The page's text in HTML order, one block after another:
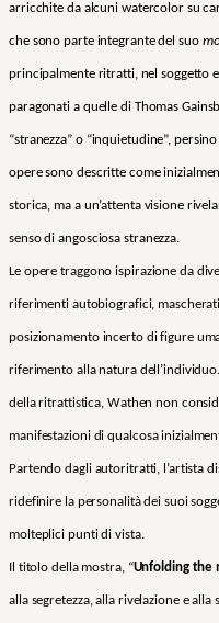
arricchite da alcuni watercolor su
che sono parte integrante del suo
principalmente ritratti, nel soggetto
paragonati a quelle di Thomas
“stranezza” o “inquietudine”,
opere sono descritte come
storica, ma a un’attenta visione
senso di angosciosa stranezza.
Le opere traggono ispirazione da
riferimenti autobiografici, mascherati
posizionamento incerto di figure
riferimento alla natura
della ritrattistica, Wathen non
manifestazioni di qualcosa
Partendo dagli autoritratti, l’artista
ridefinire la personalità dei suoi
molteplici punti di vista.
Il titolo della mostra, “Unfolding the
alla segretezza, alla rivelazione e